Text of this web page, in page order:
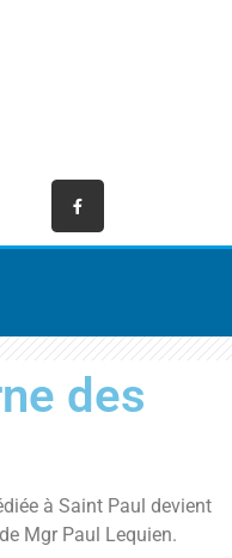
des
à Saint Paul devient
Mgr Paul Lequien.